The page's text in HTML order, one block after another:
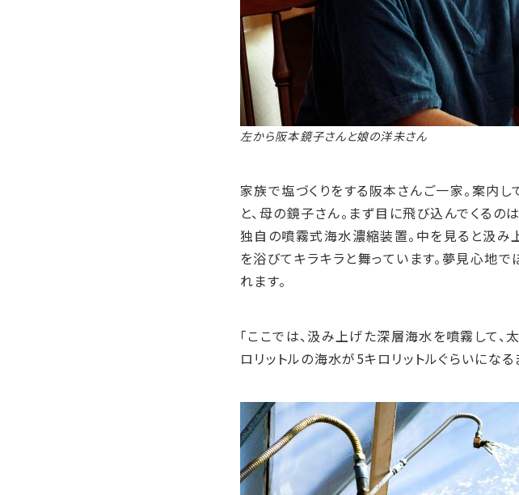
左から阪本鏡子さんと娘の洋未さん
家族で塩づくりをする阪本さんご一家。案内
と、母の鏡子さん。まず目に飛び込んでくる
独自の噴霧式海水濃縮装置。中を見ると汲
を浴びてキラキラと舞っています。夢見心地
れます。
「ここでは、汲み上げた深層海水を噴霧して
ロリットルの海水が5キロリットルぐらいにな